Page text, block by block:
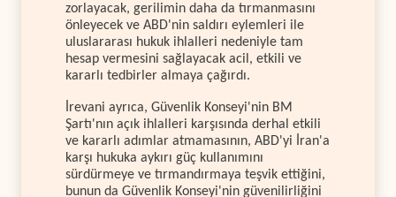
zorlayacak, gerilimin daha da tırmanmasını
önleyecek ve ABD'nin saldırı eylemleri ile
uluslararası hukuk ihlalleri nedeniyle tam
hesap vermesini sağlayacak acil, etkili ve
kararlı tedbirler almaya çağırdı.
İrevani ayrıca, Güvenlik Konseyi'nin BM
Şartı'nın açık ihlalleri karşısında derhal etkili
ve kararlı adımlar atmamasının, ABD'yi İran'a
karşı hukuka aykırı güç kullanımını
sürdürmeye ve tırmandırmaya teşvik ettiğini,
bunun da Güvenlik Konseyi'nin güvenilirliğini